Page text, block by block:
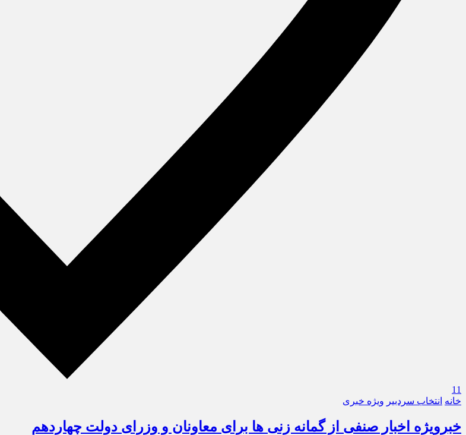
11
خانه انتخاب سردبیر ویژه خبری
خبرویژه اخبار صنفی از گمانه زنی ها برای معاونان و وزرای دولت چهاردهم